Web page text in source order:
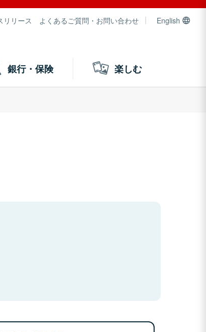
リリース よくあるご質問・お問い合わせ English
銀行・保険 楽しむ